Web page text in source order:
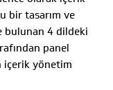
bir tasarım ve
bulunan 4 dildeki
panel
içerik yönetim